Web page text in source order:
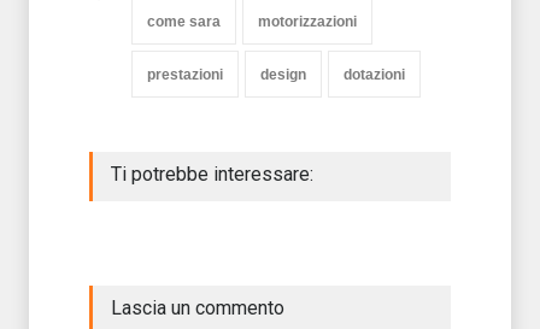
come sara motorizzazioni
prestazioni design dotazioni
Ti potrebbe interessare:
Lascia un commento